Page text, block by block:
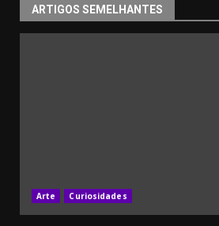
ARTIGOS SEMELHANTES
Arte Curiosidades